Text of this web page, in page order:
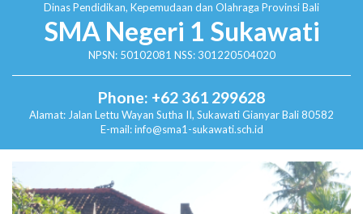
Dinas Pendidikan, Kepemudaan dan Olahraga Provinsi Bali
SMA Negeri 1 Sukawati
NPSN: 50102081 NSS: 301220504020
Phone: +62 361 299628
Alamat: Jalan Lettu Wayan Sutha II, SukawatiGianyar Bali 80582
E-mail: info@sma1-sukawati.sch.id